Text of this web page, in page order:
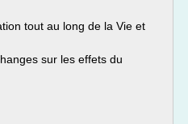
tout au long de la Vie et
sur les effets du